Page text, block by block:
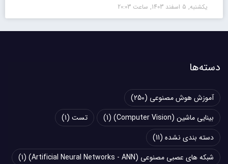
یکشنبه, 5 اسفند 1403, ساعت 20:03
دسته‌ها
آموزش هوش مصنوعی (250)
بینایی ماشین (Computer Vision)
(1) تست (1)
دسته بندی نشده (11)
شبکه های عصبی مصنوعی (Artificial Neural Networks - ANN)
(1)